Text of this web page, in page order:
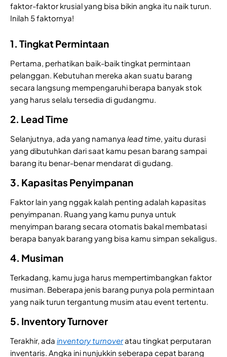
faktor-faktor krusial yang bisa bikin angka itu naik turun.
Inilah 5 faktornya!
1. Tingkat Permintaan
Pertama, perhatikan baik-baik tingkat permintaan
pelanggan. Kebutuhan mereka akan suatu barang
secara langsung mempengaruhi berapa banyak stok
yang harus selalu tersedia di gudangmu.
2. Lead Time
Selanjutnya, ada yang namanya lead time, yaitu durasi
yang dibutuhkan dari saat kamu pesan barang sampai
barang itu benar-benar mendarat di gudang.
3. Kapasitas Penyimpanan
Faktor lain yang nggak kalah penting adalah kapasitas
penyimpanan. Ruang yang kamu punya untuk
menyimpan barang secara otomatis bakal membatasi
berapa banyak barang yang bisa kamu simpan sekaligus.
4. Musiman
Terkadang, kamu juga harus mempertimbangkan faktor
musiman. Beberapa jenis barang punya pola permintaan
yang naik turun tergantung musim atau event tertentu.
5. Inventory Turnover
Terakhir, ada inventory turnoveratau tingkat perputaran
inventaris. Angka ini nunjukkin seberapa cepat barang